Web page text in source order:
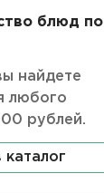
блюд по
найдете
любого
рублей.
каталог